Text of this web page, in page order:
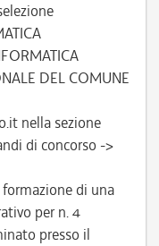
DEL COMUNE
nella sezione
di concorso ->
di una
per n. 4
presso il